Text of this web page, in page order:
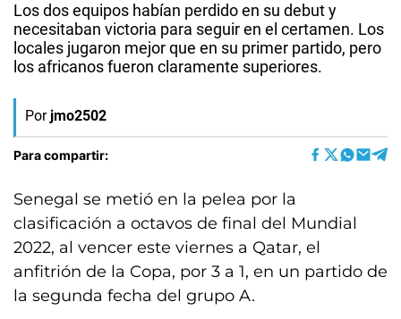
Los dos equipos habían perdido en su debut y
necesitaban victoria para seguir en el certamen. Los
locales jugaron mejor que en su primer partido, pero
los africanos fueron claramente superiores.
Por jmo2502
Para compartir:
Senegal se metió en la pelea por la
clasificación a octavos de final del Mundial
2022, al vencer este viernes a Qatar, el
anfitrión de la Copa, por 3 a 1, en un partido de
la segunda fecha del grupo A.